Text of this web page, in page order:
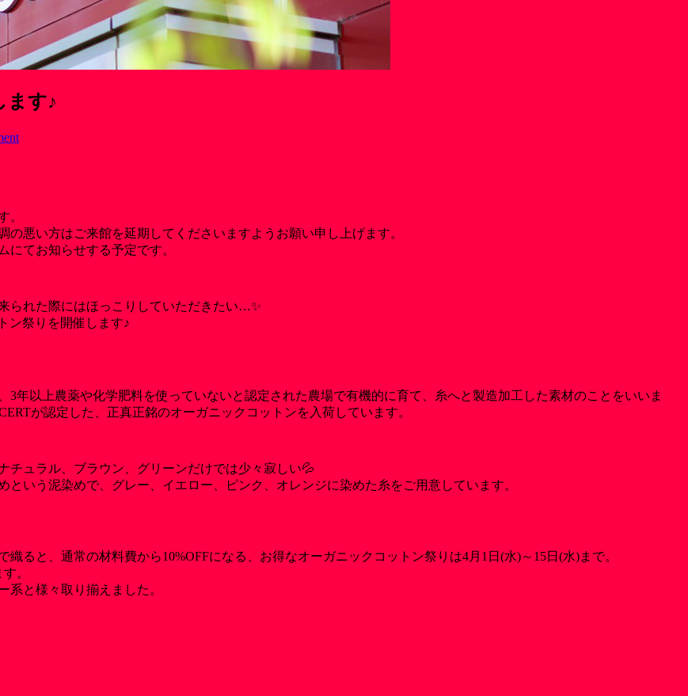
ます♪
。
悪い方はご来館を延期してくださいますようお願い申し上げます。
てお知らせする予定です。
られた際にはほっこりしていただきたい…✨
ン祭りを開催します♪
年以上農薬や化学肥料を使っていないと認定された農場で有機的に育て、糸へと製造加工した素材のことをいいま
が認定した、正真正銘のオーガニックコットンを入荷しています。
チュラル、ブラウン、グリーンだけでは少々寂しい💦
いう泥染めで、グレー、イエロー、ピンク、オレンジに染めた糸をご用意しています。
ると、通常の材料費から10%OFFになる、お得なオーガニックコットン祭りは4月1日(水)～15日(水)まで。
。
系と様々取り揃えました。